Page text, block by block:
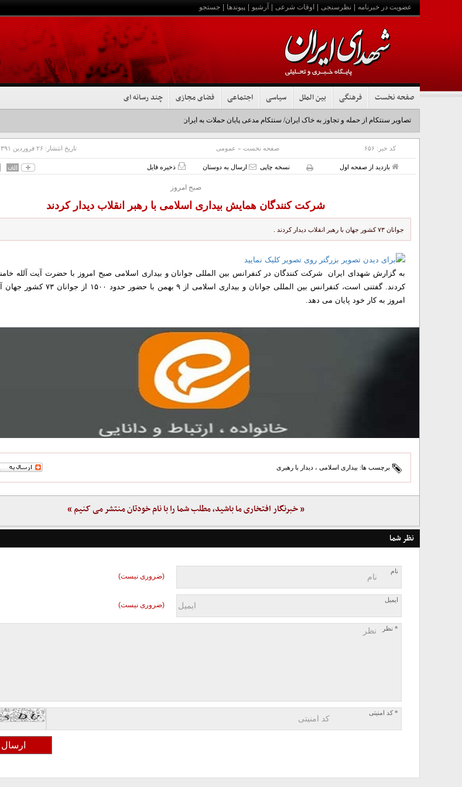
عضویت در خبرنامه نظرسنجی اوقات شرعی آرشیو پیوندها جستجو
صفحه نخست فرهنگی بین الملل سیاسی اجتماعی فضای مجازی چند رسانه ای
تصاویر سنتکام از حمله و تجاوز به خاک ایران/ سنتکام مدعی پایان حملات به ایران شد+فیلم
کد خبر: ۶۵۶ صفحه نخست » عمومی تاریخ انتشار: ۲۶ فروردين ۱۳۹۱ - ۰۰:۰۰
بازدید از صفحه اول نسخه چاپی ارسال به دوستان ذخیره فایل
صبح امروز
شرکت کنندگان همایش بیداری اسلامی با رهبر انقلاب دیدار کردند
جوانان ۷۳ کشور جهان با رهبر انقلاب دیدار کردند .
به گزارش شهدای ایران شرکت کنندگان در کنفرانس بین المللی جوانان و بیداری اسلامی صبح امروز با حضرت آیت آلله
کردند. گفتنی است، کنفرانس بین المللی جوانان و بیداری اسلامی از ۹
امروز به کار خود پایان می دهد.
برچسب ها: بیداری اسلامی ، دیدار با رهبری
« خبرنگار افتخاری ما باشید، مطلب شما را با نام خودتان منتشر می کنیم »
نظر شما
نام
(ضروری نیست)
ایمیل
(ضروری نیست)
* نظر
* کد امنیتی